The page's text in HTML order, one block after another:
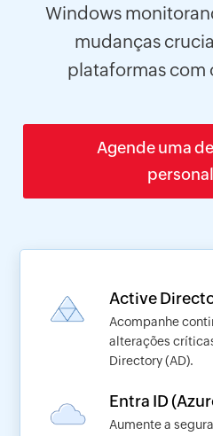
Windows
mudanças
plataformas com
Agende uma
Active
Acompanhe
alterações
Directory (AD).
Entra ID
Aumente a